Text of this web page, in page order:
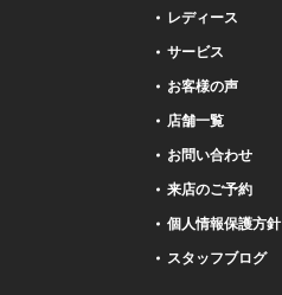
レディース
サービス
お客様の声
店舗一覧
お問い合わせ
来店のご予約
個人情報保護方針
スタッフブログ